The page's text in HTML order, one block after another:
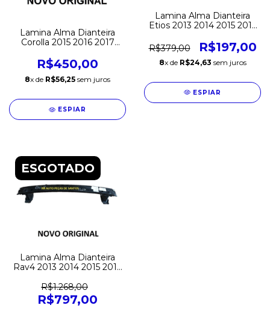
Lamina Alma Dianteira
Corolla 2015 2016 2017
R$450,00
8x de R$56,25 sem juros
ESPIAR
Lamina Alma Dianteira
Etios 2013 2014 2015 2016
Original
R$379,00 R$197,00
8x de R$24,63 sem juros
ESPIAR
ESGOTADO
Lamina Alma Dianteira
Rav4 2013 2014 2015 2016
R$1.268,00
R$797,00